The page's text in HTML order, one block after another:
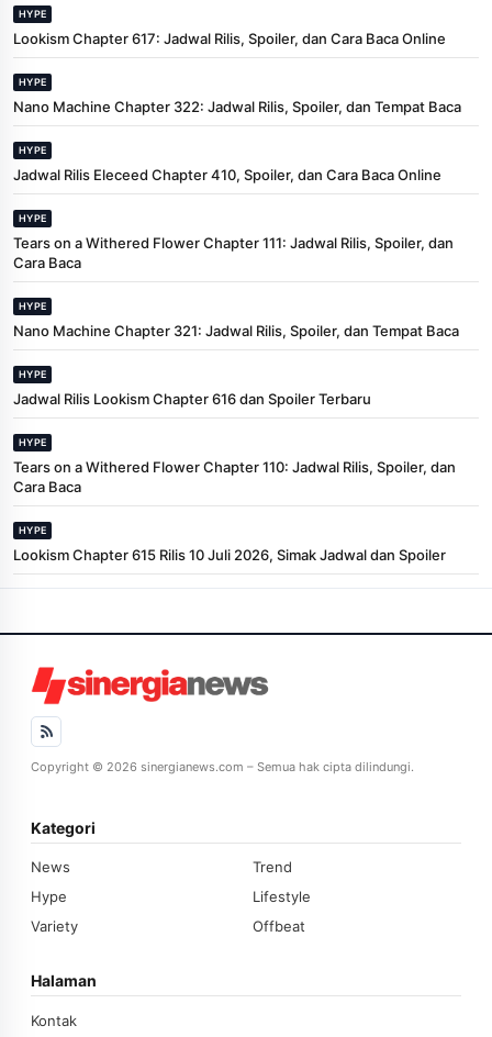
HYPE
Lookism Chapter 617: Jadwal Rilis, Spoiler, dan Cara Baca Online
HYPE
Nano Machine Chapter 322: Jadwal Rilis, Spoiler, dan Tempat Baca
HYPE
Jadwal Rilis Eleceed Chapter 410, Spoiler, dan Cara Baca Online
HYPE
Tears on a Withered Flower Chapter 111: Jadwal Rilis, Spoiler, dan
Cara Baca
HYPE
Nano Machine Chapter 321: Jadwal Rilis, Spoiler, dan Tempat Baca
HYPE
Jadwal Rilis Lookism Chapter 616 dan Spoiler Terbaru
HYPE
Tears on a Withered Flower Chapter 110: Jadwal Rilis, Spoiler, dan
Cara Baca
HYPE
Lookism Chapter 615 Rilis 10 Juli 2026, Simak Jadwal dan Spoiler
Copyright © 2026 sinergianews.com – Semua hak cipta dilindungi.
Kategori
News
Trend
Hype
Lifestyle
Variety
Offbeat
Halaman
Kontak